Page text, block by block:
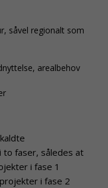
såvel regionalt som
arealbehov
to faser, således at
i fase 1
i fase 2